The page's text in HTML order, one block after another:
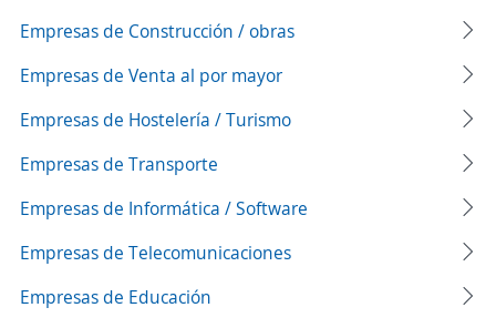
Empresas de Construcción / obras
Empresas de Venta al por mayor
Empresas de Hostelería / Turismo
Empresas de Transporte
Empresas de Informática / Software
Empresas de Telecomunicaciones
Empresas de Educación